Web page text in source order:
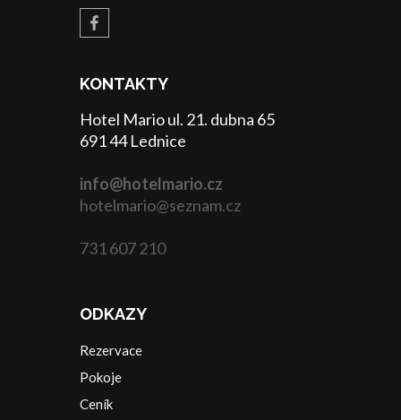
KONTAKTY
Hotel Mario ul. 21. dubna 65
691 44 Lednice
info@hotelmario.cz
hotelmario@seznam.cz
731 607 210
ODKAZY
Rezervace
Pokoje
Ceník